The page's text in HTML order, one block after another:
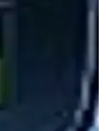
folyo ile